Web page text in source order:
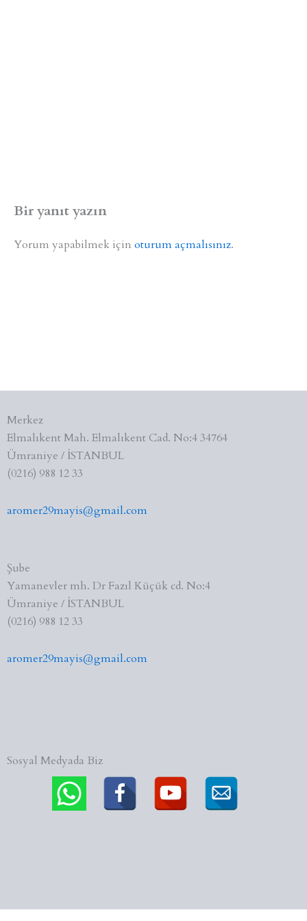
Bir yanıt yazın
Yorum yapabilmek için oturum açmalısınız.
Merkez
Elmalıkent Mah. Elmalıkent Cad. No:4 34764
Ümraniye / İSTANBUL
(0216) 988 12 33
aromer29mayis@gmail.com
Şube
Yamanevler mh. Dr Fazıl Küçük cd. No:4
Ümraniye / İSTANBUL
(0216) 988 12 33
aromer29mayis@gmail.com
Sosyal Medyada Biz